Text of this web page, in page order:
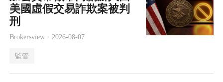
美國虛假交易詐欺案被判
刑
Brokersview · 2026-08-07
監管